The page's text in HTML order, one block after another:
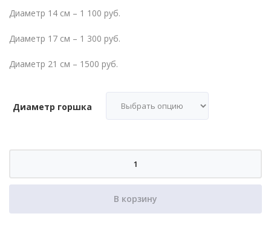
Диаметр 14 см – 1 100 руб.
Диаметр 17 см – 1 300 руб.
Диаметр 21 см – 1500 руб.
Диаметр горшка
Керамическое
013
В корзину